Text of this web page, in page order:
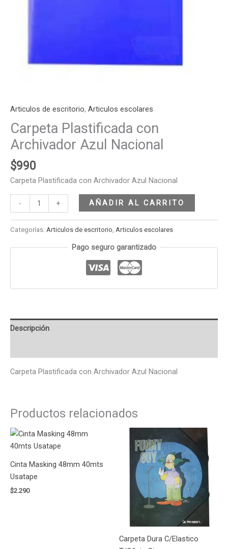
Articulos de escritorio, Articulos escolares
Carpeta Plastificada con
Archivador Azul Nacional
$990
Carpeta Plastificada con Archivador Azul Nacional
- + AÑADIR AL CARRITO
Categorías: Articulos de escritorio Articulos escolares
Pago seguro garantizado
Descripción
Carpeta Plastificada con Archivador Azul Nacional
Productos relacionados
Cinta Masking 48mm 40mts
Usatape
$2.290
Carpeta Dura C/Elastico